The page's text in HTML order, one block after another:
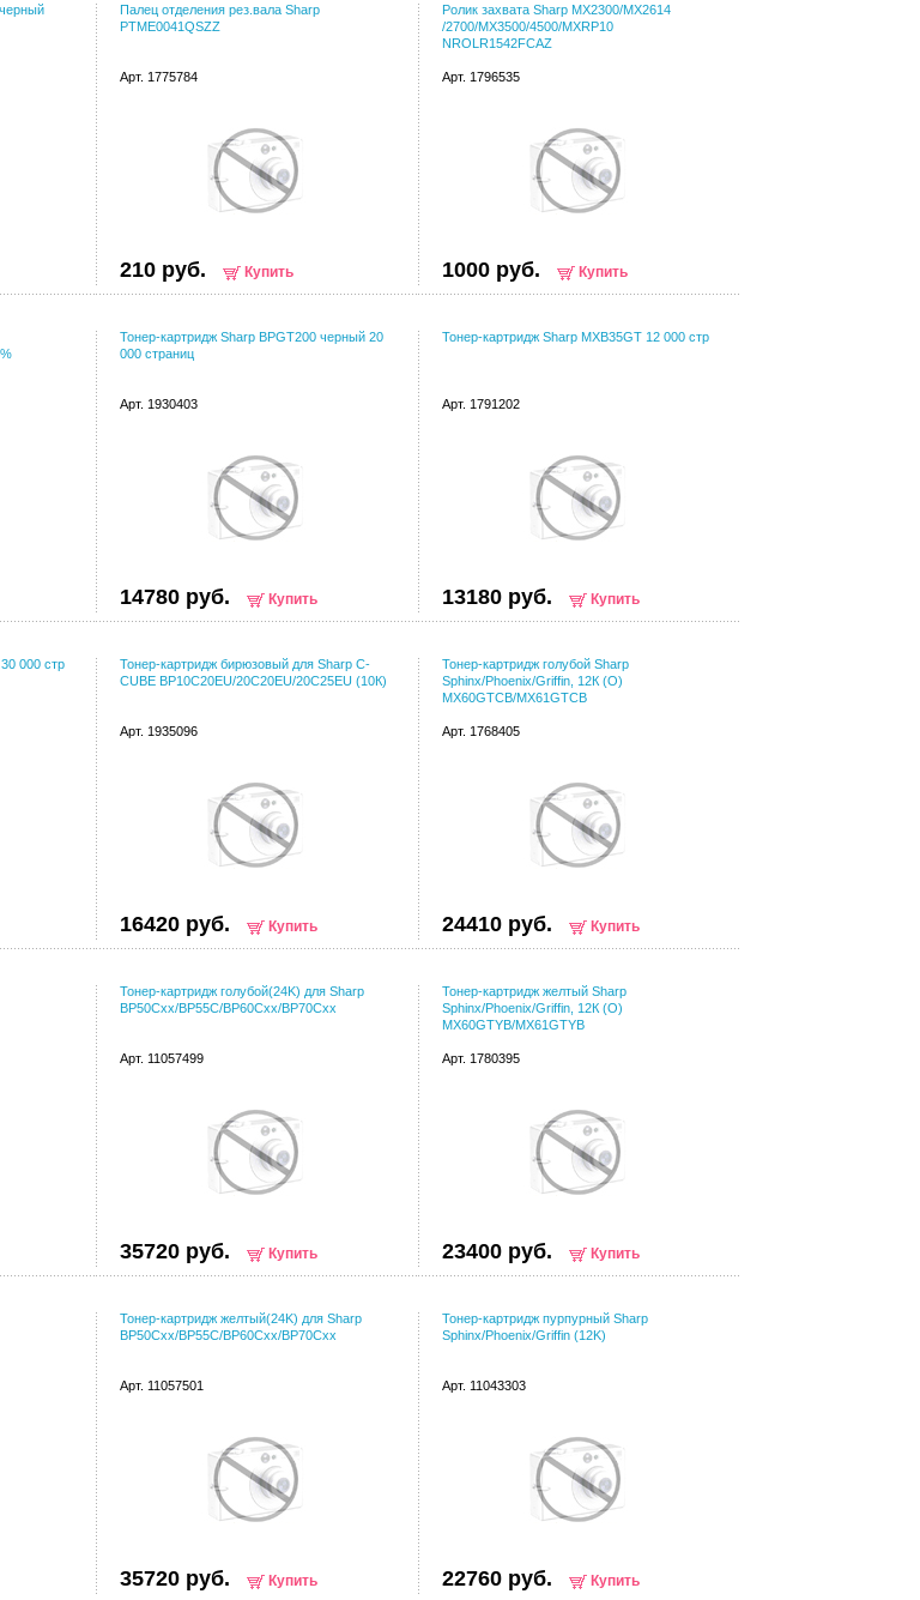
Палец отделения рез.вала Sharp
PTME0041QSZZ
Арт. 1775784
210 руб. Купить
Ролик захвата Sharp MX2300/MX2614
/2700/MX3500/4500/MXRP10
NROLR1542FCAZ
Арт. 1796535
1000 руб. Купить
Тонер-картридж Sharp BPGT200 черный 20
000 страниц
Арт. 1930403
14780 руб. Купить
Тонер-картридж Sharp MXB35GT 12 000 стр
Арт. 1791202
13180 руб. Купить
000 стр
Тонер-картридж бирюзовый для Sharp C-
CUBE BP10C20EU/20C20EU/20C25EU (10К)
Арт. 1935096
16420 руб. Купить
Тонер-картридж голубой Sharp
Sphinx/Phoenix/Griffin, 12К (О)
MX60GTCB/MX61GTCB
Арт. 1768405
24410 руб. Купить
Тонер-картридж голубой(24K) для Sharp
BP50Cxx/BP55C/BP60Cxx/BP70Cxx
Арт. 11057499
35720 руб. Купить
Тонер-картридж желтый Sharp
Sphinx/Phoenix/Griffin, 12К (О)
MX60GTYB/MX61GTYB
Арт. 1780395
23400 руб. Купить
Тонер-картридж желтый(24K) для Sharp
BP50Cxx/BP55C/BP60Cxx/BP70Cxx
Арт. 11057501
35720 руб. Купить
Тонер-картридж пурпурный Sharp
Sphinx/Phoenix/Griffin (12K)
Арт. 11043303
22760 руб. Купить